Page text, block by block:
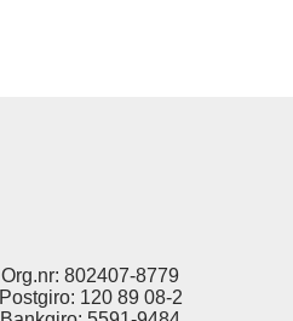
Org.nr: 802407-8779
Postgiro: 120 89 08-2